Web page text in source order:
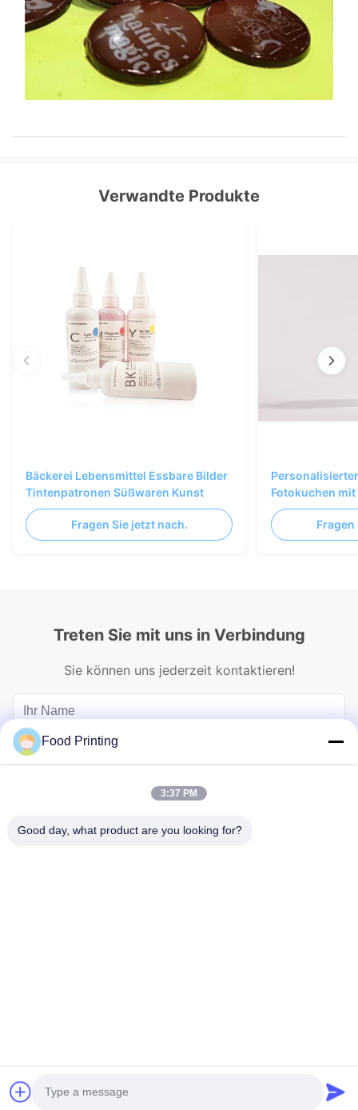
Verwandte Produkte
Bäckerei Lebensmittel Essbare Bilder
Tintenpatronen Süßwaren Kunst
Fragen Sie jetzt nach.
Fotokuchen
Druckpapier,
Fragen
Treten Sie mit uns in Verbindung
Sie können uns jederzeit kontaktieren!
© 2026 Wuhan Food Printing Technology Co., Ltd.. All Rights Reserved.
Food Printing
3:37 PM
Good day, what product are you looking for?